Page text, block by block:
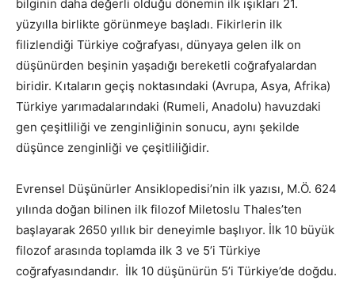
bilginin daha değerli olduğu dönemin ilk ışıkları 21.
yüzyılla birlikte görünmeye başladı. Fikirlerin ilk
filizlendiği Türkiye coğrafyası, dünyaya gelen ilk on
düşünürden beşinin yaşadığı bereketli coğrafyalardan
biridir. Kıtaların geçiş noktasındaki (Avrupa, Asya, Afrika)
Türkiye yarımadalarındaki (Rumeli, Anadolu) havuzdaki
gen çeşitliliği ve zenginliğinin sonucu, aynı şekilde
düşünce zenginliği ve çeşitliliğidir.
Evrensel Düşünürler Ansiklopedisi’nin ilk yazısı, M.Ö. 624
yılında doğan bilinen ilk filozof Miletoslu Thales’ten
başlayarak 2650 yıllık bir deneyimle başlıyor. İlk 10 büyük
filozof arasında toplamda ilk 3 ve 5’i Türkiye
coğrafyasındandır. İlk 10 düşünürün 5’i Türkiye’de doğdu.